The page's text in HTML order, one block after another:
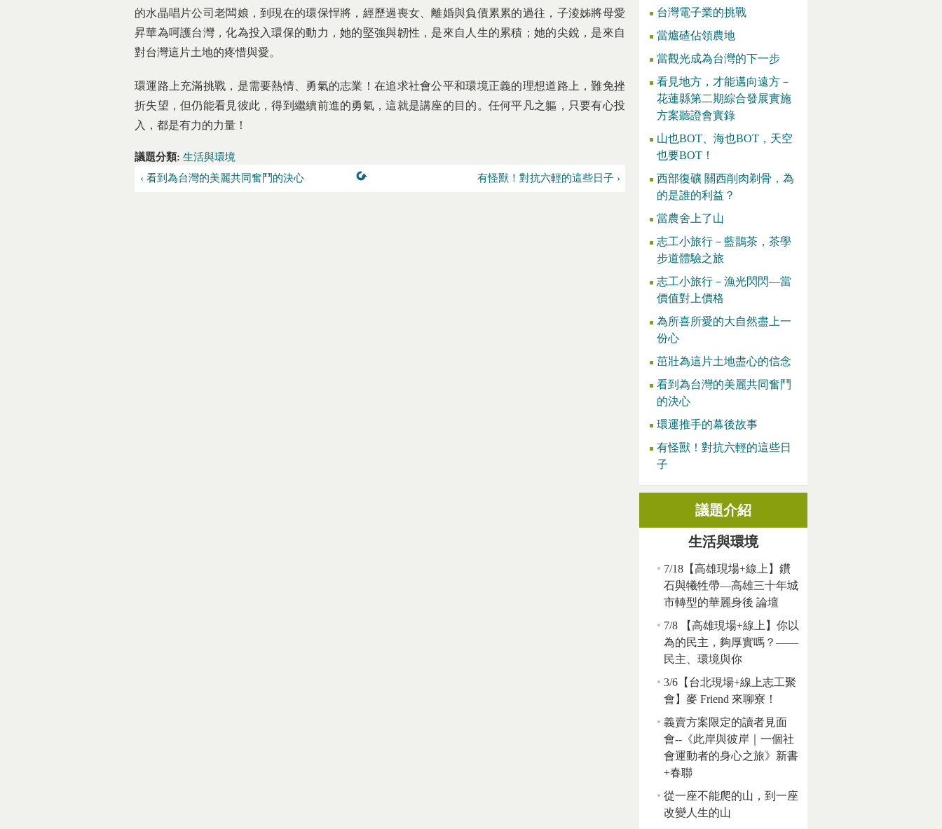
的水晶唱片公司老闆娘，到現在的環保悍將，經歷過喪女、離婚與負債累累的過往，子淩姊將母愛
昇華為呵護台灣，化為投入環保的動力，她的堅強與韌性，是來自人生的累積；她的尖銳，是來自
對台灣這片土地的疼惜與愛。
環運路上充滿挑戰，是需要熱情、勇氣的志業！在追求社會公平和環境正義的理想道路上，難免挫
折失望，但仍能看見彼此，得到繼續前進的勇氣，這就是講座的目的。任何平凡之軀，只要有心投
入，都是有力的力量！
議題分類: 生活與環境
‹ 看到為台灣的美麗共同奮鬥的決心
有怪獸！對抗六輕的這些日子 ›
台灣電子業的挑戰
當爐碴佔領農地
當觀光成為台灣的下一步
看見地方，才能邁向遠方－
花蓮縣第二期綜合發展實施
方案聽證會實錄
山也BOT、海也BOT，天空
也要BOT！
西部復礦 關西削肉剃骨，為
的是誰的利益？
當農舍上了山
志工小旅行－藍鵲茶，茶學
步道體驗之旅
志工小旅行－漁光閃閃—當
價值對上價格
為所喜所愛的大自然盡上一
份心
茁壯為這片土地盡心的信念
看到為台灣的美麗共同奮鬥
的決心
環運推手的幕後故事
有怪獸！對抗六輕的這些日
子
議題介紹
生活與環境
7/18【高雄現場+線上】鑽
石與犧牲帶—高雄三十年城
市轉型的華麗身後 論壇
7/8 【高雄現場+線上】你以
為的民主，夠厚實嗎？——
民主、環境與你
3/6【台北現場+線上志工聚
會】麥 Friend 來聊寮！
義賣方案限定的讀者見面
會--《此岸與彼岸｜一個社
會運動者的身心之旅》新書
+春聯
從一座不能爬的山，到一座
改變人生的山